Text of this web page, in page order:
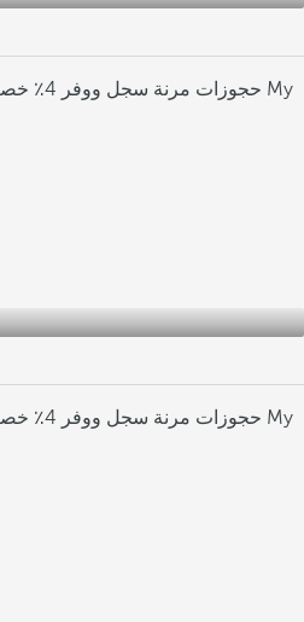
حجوزات مرنة سجل ووفر 4٪
حجوزات مرنة سجل ووفر 4٪